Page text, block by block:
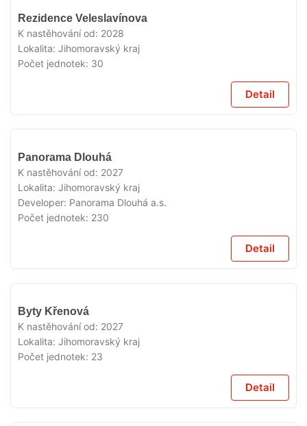
Rezidence Veleslavínova
K nastěhování od: 2028
Lokalita: Jihomoravský kraj
Počet jednotek: 30
Detail
Panorama Dlouhá
K nastěhování od: 2027
Lokalita: Jihomoravský kraj
Developer: Panorama Dlouhá a.s.
Počet jednotek: 230
Detail
Byty Křenová
K nastěhování od: 2027
Lokalita: Jihomoravský kraj
Počet jednotek: 23
Detail